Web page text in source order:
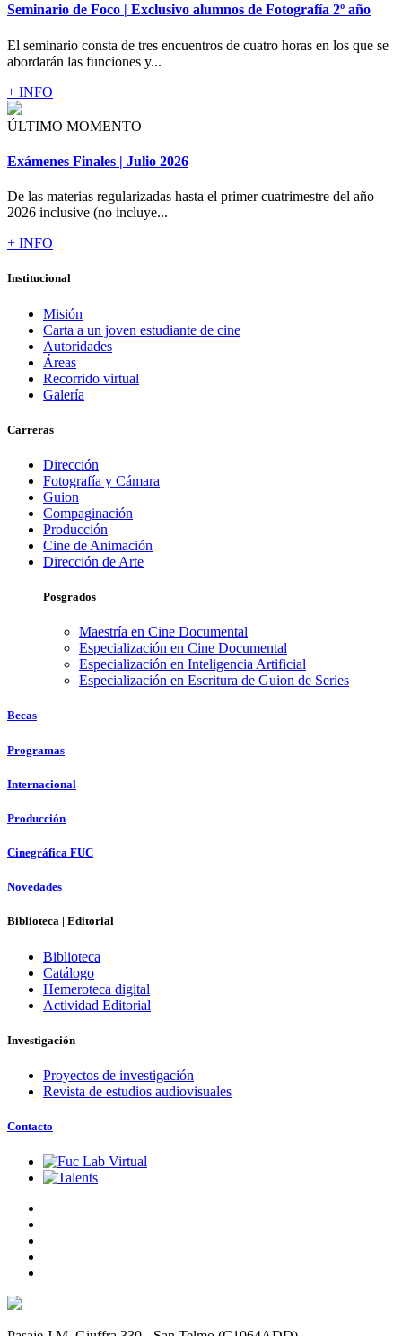
Seminario de Foco | Exclusivo alumnos de Fotografía 2º año
El seminario consta de tres encuentros de cuatro horas en los que se
abordarán las funciones y...
+ INFO
ÚLTIMO MOMENTO
Exámenes Finales | Julio 2026
De las materias regularizadas hasta el primer cuatrimestre del año
2026 inclusive (no incluye...
+ INFO
Institucional
Misión
Carta a un joven estudiante de cine
Autoridades
Áreas
Recorrido virtual
Galería
Carreras
Dirección
Fotografía y Cámara
Guion
Compaginación
Producción
Cine de Animación
Dirección de Arte
Posgrados
Maestría en Cine Documental
Especialización en Cine Documental
Especialización en Inteligencia Artificial
Especialización en Escritura de Guion de Series
Becas
Programas
Internacional
Producción
Cinegráfica FUC
Novedades
Biblioteca | Editorial
Biblioteca
Catálogo
Hemeroteca digital
Actividad Editorial
Investigación
Proyectos de investigación
Revista de estudios audiovisuales
Contacto